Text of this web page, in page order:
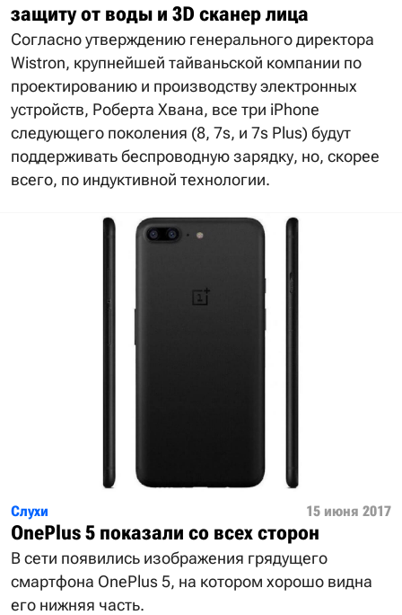
защиту от воды и 3D сканер лица
Согласно утверждению генерального директора
Wistron, крупнейшей тайваньской компании по
проектированию и производству электронных
устройств, Роберта Хвана, все три iPhone
следующего поколения (8, 7s, и 7s Plus) будут
поддерживать беспроводную зарядку, но, скорее
всего, по индуктивной технологии.
Слухи 15 июня 2017
OnePlus 5 показали со всех сторон
В сети появились изображения грядущего
смартфона OnePlus 5, на котором хорошо видна
его нижняя часть.